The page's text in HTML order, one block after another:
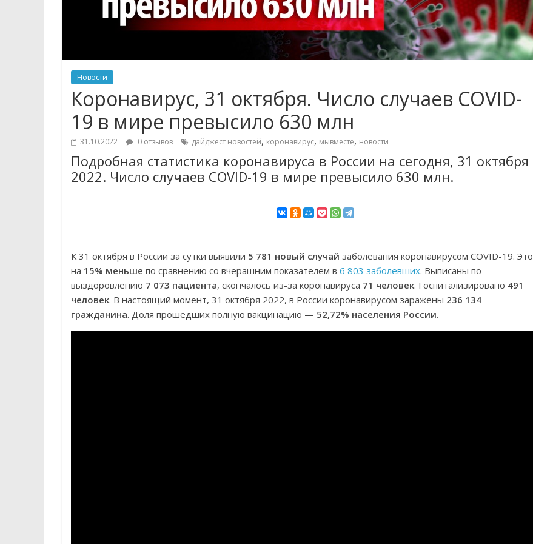
Новости
Коронавирус, 31 октября. Число случаев COVID-
19 в мире превысило 630 млн
31.10.2022 0 отзывов дайджест новостей, коронавирус, мывместе, новости
Подробная статистика коронавируса в России на сегодня, 31 октября
2022. Число случаев COVID-19 в мире превысило 630 млн.
К 31 октября в России за сутки выявили 5 781 новый случай заболевания коронавирусом COVID-19. Это
на 15% меньше по сравнению со вчерашним показателем в 6 803 заболевших. Выписаны по
выздоровлению 7 073 пациента, скончалось из-за коронавируса 71 человек. Госпитализировано 491
человек. В настоящий момент, 31 октября 2022, в России коронавирусом заражены 236 134
гражданина. Доля прошедших полную вакцинацию — 52,72% населения России.